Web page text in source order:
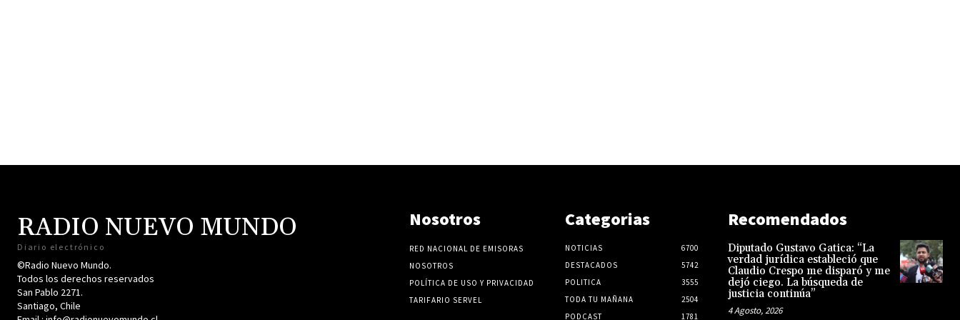
.
RADIO NUEVO MUNDO
Diario electrónico
©Radio Nuevo Mundo.
Todos los derechos reservados
San Pablo 2271.
Santiago, Chile
Nosotros
RED NACIONAL DE EMISORAS
NOSOTROS
POLÍTICA DE USO Y PRIVACIDAD
TARIFARIO SERVEL
Categorias
NOTICIAS
6700
DESTACADOS
5742
POLITICA
3555
TODA TU MAÑANA
2504
PODCAST
1781
Recomendados
Diputado Gustavo Gatica: “La
verdad jurídica estableció que
Claudio Crespo me disparó y me
dejó ciego. La búsqueda de
justicia continúa”
4 Agosto, 2026